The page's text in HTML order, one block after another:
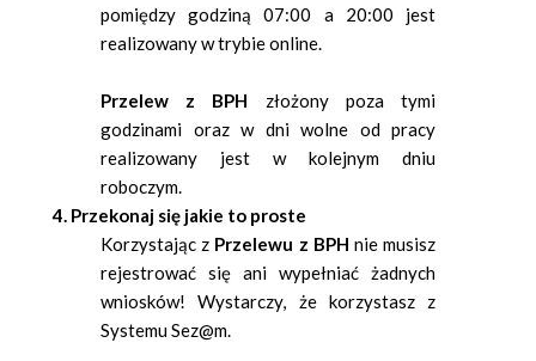
pomiędzy godziną 07:00 a 20:00 jest
realizowany w trybie online.
Przelew z BPH złożony poza tymi
godzinami oraz w dni wolne od pracy
realizowany jest w kolejnym dniu
roboczym.
4. Przekonaj się jakie to proste
Korzystając z Przelewu z BPH nie musisz
rejestrować się ani wypełniać żadnych
wniosków! Wystarczy, że korzystasz z
Systemu Sez@m.